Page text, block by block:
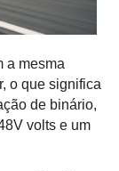
a mesma
o que significa
de binário,
volts e um